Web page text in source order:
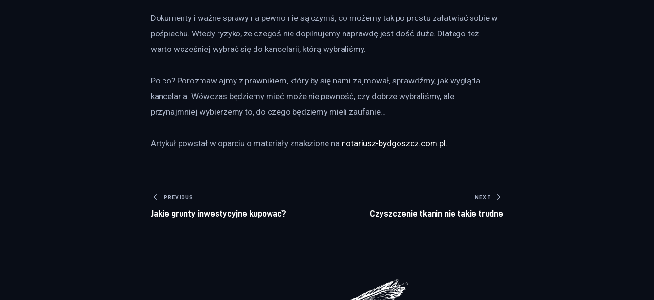
Dokumenty i ważne sprawy na pewno nie są czymś, co możemy tak po prostu załatwiać sobie w
pośpiechu. Wtedy ryzyko, że czegoś nie dopilnujemy naprawdę jest dość duże. Dlatego też
warto wcześniej wybrać się do kancelarii, którą wybraliśmy.
Po co? Porozmawiajmy z prawnikiem, który by się nami zajmował, sprawdźmy, jak wygląda
kancelaria. Wówczas będziemy mieć może nie pewność, czy dobrze wybraliśmy, ale
przynajmniej wybierzemy to, do czego będziemy mieli zaufanie…
Artykuł powstał w oparciu o materiały znalezione na notariusz-bydgoszcz.com.pl.
Nawigacja wpisu
PREVIOUS
Jakie grunty inwestycyjne kupować?
NEXT
Czyszczenie tkanin nie takie trudne